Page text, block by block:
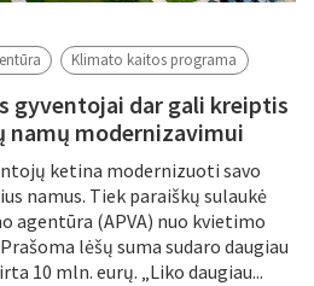
Klimato kaitos programa
gyventojai dar gali kreiptis
namų modernizavimui
ketina modernizuoti savo
namus. Tiek paraiškų sulaukė
agentūra (APVA) nuo kvietimo
lėšų suma sudaro daugiau
10 mln. eurų. „Liko daugiau...